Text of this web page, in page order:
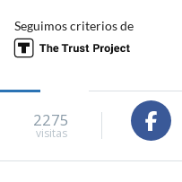
Seguimos criterios de
2275
visitas